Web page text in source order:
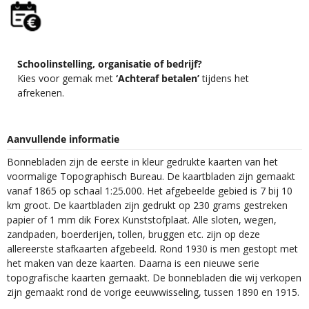
Schoolinstelling, organisatie of bedrijf?
Kies voor gemak met ‘Achteraf betalen’tijdens het
afrekenen.
Aanvullende informatie
Bonnebladen zijn de eerste in kleur gedrukte kaarten van het
voormalige Topographisch Bureau. De kaartbladen zijn gemaakt
vanaf 1865 op schaal 1:25.000. Het afgebeelde gebied is 7 bij 10
km groot. De kaartbladen zijn gedrukt op 230 grams gestreken
papier of 1 mm dik Forex Kunststofplaat. Alle sloten, wegen,
zandpaden, boerderijen, tollen, bruggen etc. zijn op deze
allereerste stafkaarten afgebeeld. Rond 1930 is men gestopt met
het maken van deze kaarten. Daarna is een nieuwe serie
topografische kaarten gemaakt. De bonnebladen die wij verkopen
zijn gemaakt rond de vorige eeuwwisseling, tussen 1890 en 1915.